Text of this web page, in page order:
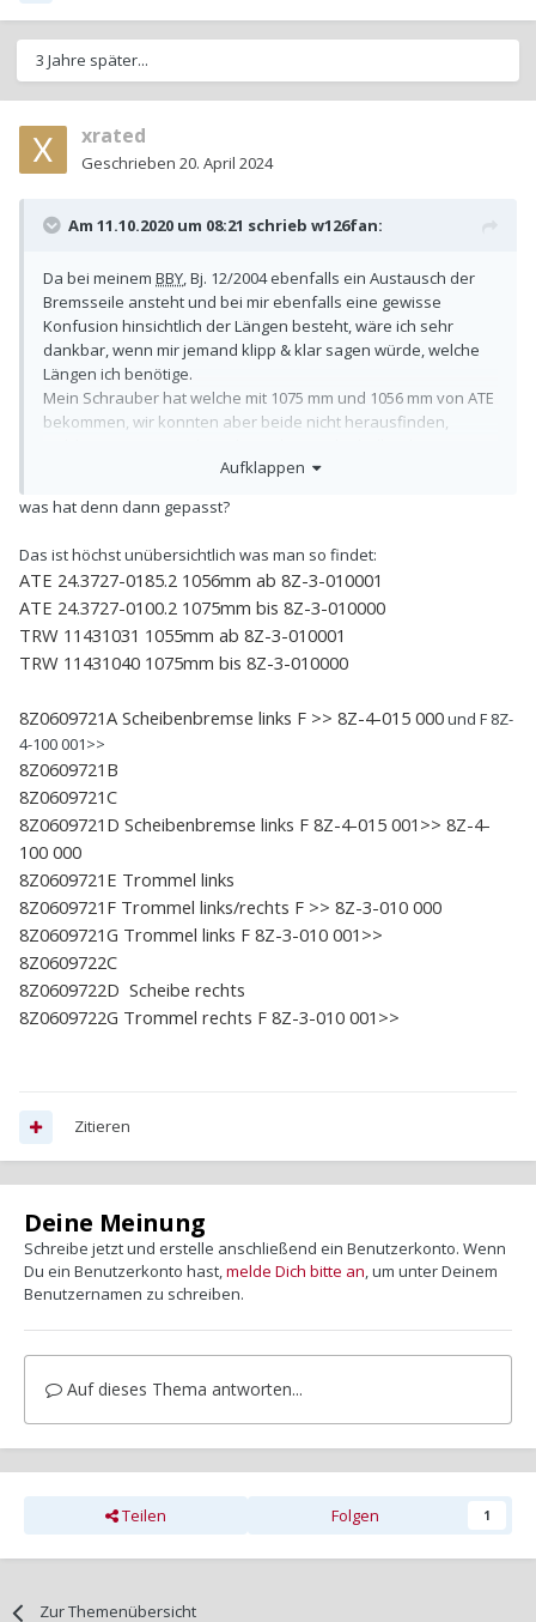
3 Jahre später...
xrated
Geschrieben 20. April 2024
Am 11.10.2020 um 08:21 schrieb w126fan:
Da bei meinem BBY, Bj. 12/2004 ebenfalls ein Austausch der
Bremsseile ansteht und bei mir ebenfalls eine gewisse
Konfusion hinsichtlich der Längen besteht, wäre ich sehr
dankbar, wenn mir jemand klipp & klar sagen würde, welche
Längen ich benötige.
Mein Schrauber hat welche mit 1075 mm und 1056 mm von ATE
bekommen, wir konnten aber beide nicht herausfinden,
https://www.autoteiledirekt.de/automarke/ersatzteile-
dann sind die Längen für links und rechts unterschiedlich.
Und dann muss man die beiden Längen mischen.
Was ist das für ein Akt mit der Handbremse.
Aufklappen
was hat denn dann gepasst?
Das ist höchst unübersichtlich was man so findet:
ATE 24.3727-0185.2 1056mm ab 8Z-3-010001
ATE 24.3727-0100.2 1075mm bis 8Z-3-010000
TRW 11431031 1055mm ab 8Z-3-010001
TRW 11431040 1075mm bis 8Z-3-010000
8Z0609721A Scheibenbremse links F >> 8Z-4-015 000und F 8Z-
4-100 001>>
8Z0609721B
8Z0609721C
8Z0609721D Scheibenbremse links F 8Z-4-015 001>> 8Z-4-
100 000
8Z0609721E Trommel links
8Z0609721F Trommel links/rechts F >> 8Z-3-010 000
8Z0609721G Trommel links F 8Z-3-010 001>>
8Z0609722C
8Z0609722D Scheibe rechts
8Z0609722G Trommel rechts F 8Z-3-010 001>>
Zitieren
Deine Meinung
Schreibe jetzt und erstelle anschließend ein Benutzerkonto. Wenn
Du ein Benutzerkonto hast,melde Dich bitte an, um unter Deinem
Benutzernamen zu schreiben.
Auf dieses Thema antworten...
Teilen Folgen 1
Zur Themenübersicht